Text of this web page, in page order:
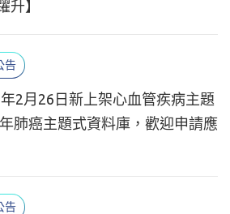
升】
告
2月26日新上架心血管疾病主題
肺癌主題式資料庫，歡迎申請應
告